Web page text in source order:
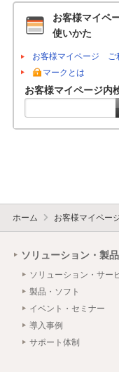
お客様マイペ
使いかた
お客様マイページ ご
マークとは
お客様マイページ内
ホーム お客様マイペー
ソリューション・製品
ソリューション・サー
製品・ソフト
イベント・セミナー
導入事例
サポート体制